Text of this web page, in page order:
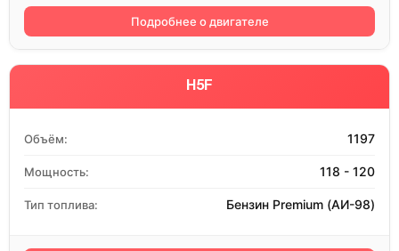
Подробнее о двигателе
H5F
Объём: 1197
Мощность: 118 - 120
Тип топлива: Бензин Premium (АИ-98)